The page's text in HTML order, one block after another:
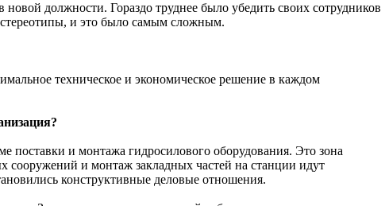
должности. Гораздо труднее было убедить своих сотрудников
стереотипы, и это было самым сложным.
техническое и экономическое решение в каж­дом
поставки и монтажа гидросилового оборудования. Это зона
сооружений и монтаж закладных частей на станции идут
конструктивные деловые отношения.